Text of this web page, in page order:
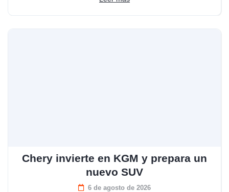
Chery invierte en KGM y prepara un
nuevo SUV
6 de agosto de 2026